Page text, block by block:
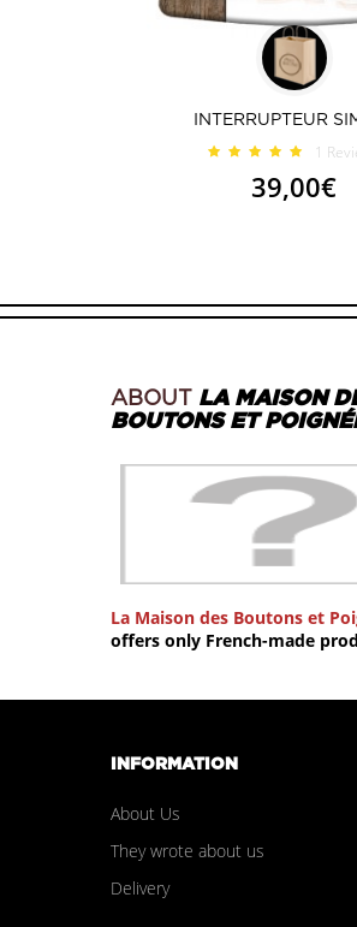
INTERRUPTEUR
1
39,00€
ABOUT LA MAISON
BOUTONS ET
La Maison des Boutons et
offers only French-made
INFORMATION
About Us
They wrote about us
Delivery